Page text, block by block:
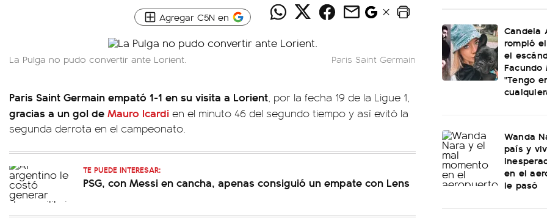
Agregar C5N en
La Pulga no pudo convertir ante Lorient. Paris Saint Germain
Paris Saint Germain empató 1-1 en su visita a Lorient, por la fecha 19 de la Ligue 1,
gracias a un gol de Mauro Icardi en el minuto 46 del segundo tiempo y así evitó la
segunda derrota en el campeonato.
TE PUEDE INTERESAR:
PSG, con Messi en cancha, apenas consiguió un empate con Lens
Candela
rompió
el
Facundo
"Tengo
Wanda
país y
en el
le pasó